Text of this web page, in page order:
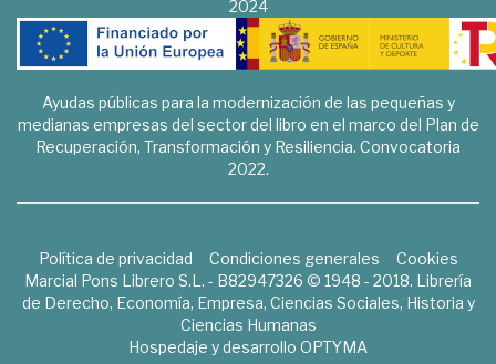
2024
Ayudas públicas para la modernización de las pequeñas y
medianas empresas del sector del libro en el marco del Plan de
Recuperación, Transformación y Resiliencia. Convocatoria
2022.
Política de privacidad Condiciones generales
Cookies
Marcial Pons Librero S.L. - B82947326 © 1948 - 2018. Librería
de Derecho, Economía, Empresa, Ciencias Sociales, Historia y
Ciencias Humanas
Hospedaje y desarrollo OPTYMA